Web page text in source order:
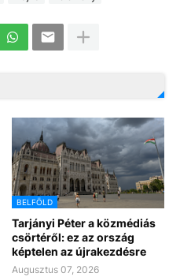
BELFÖLD
Tarjányi Péter a közmédiás
csörtéről: ez az ország
képtelen az újrakezdésre
Augusztus 07, 2026